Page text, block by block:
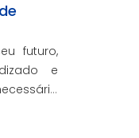
futuro,
e